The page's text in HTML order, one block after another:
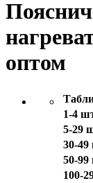
оптом
1-4
5-29
30-49
50-99
100-